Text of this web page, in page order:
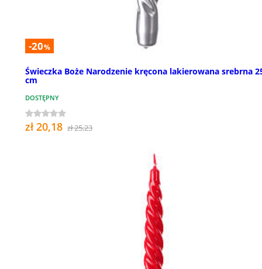
-20%
Świeczka Boże Narodzenie kręcona lakierowana srebrna
cm
DOSTĘPNY
zł 20,18 zł 25,23